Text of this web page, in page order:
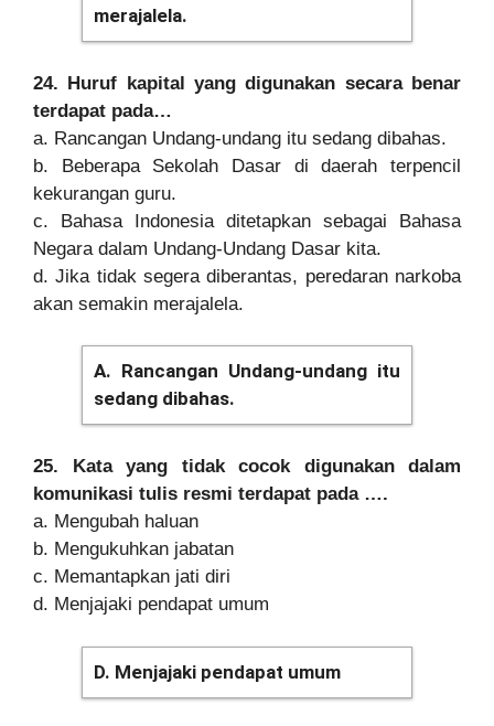
merajalela.
24. Huruf kapital yang digunakan secara benar
terdapat pada…
a. Rancangan Undang-undang itu sedang dibahas.
b. Beberapa Sekolah Dasar di daerah terpencil
kekurangan guru.
c. Bahasa Indonesia ditetapkan sebagai Bahasa
Negara dalam Undang-Undang Dasar kita.
d. Jika tidak segera diberantas, peredaran narkoba
akan semakin merajalela.
A. Rancangan Undang-undang itu
sedang dibahas.
25. Kata yang tidak cocok digunakan dalam
komunikasi tulis resmi terdapat pada ….
a. Mengubah haluan
b. Mengukuhkan jabatan
c. Memantapkan jati diri
d. Menjajaki pendapat umum
D. Menjajaki pendapat umum